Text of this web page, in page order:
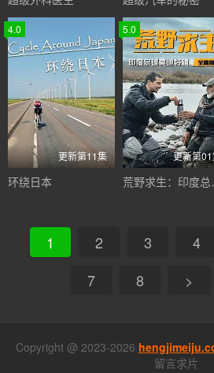
4.0
更新第11集
环绕日本
5.0
更新第
荒
1 2 3 4
7
8 >
Copyright @ 2023-2026
留言求片